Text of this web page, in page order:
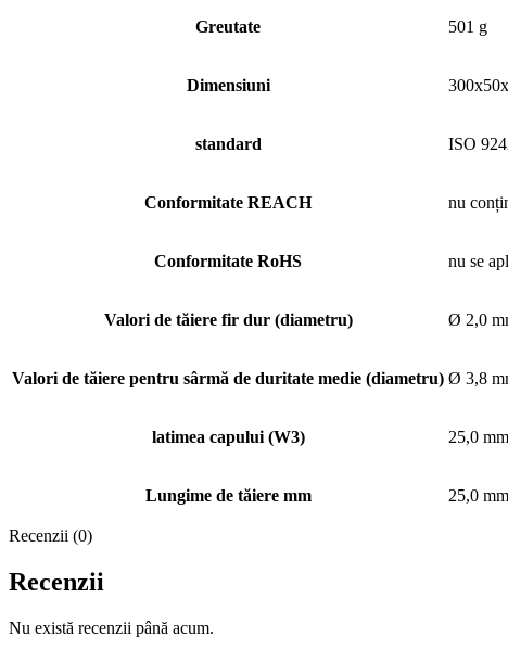
Greutate 501 g
Dimensiuni
standard ISO
Conformitate REACH nu
Conformitate RoHS nu se
Valori de tăiere fir dur (diametru) Ø 2,0
Valori de tăiere pentru sârmă de duritate medie (diametru) Ø 3,8
latimea capului (W3) 25,0 mm
Lungime de tăiere mm 25,0 mm
Recenzii (0)
Recenzii
Nu există recenzii până acum.